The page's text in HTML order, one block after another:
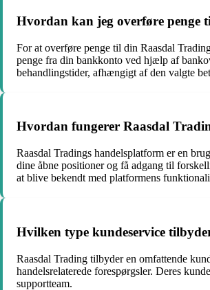
Hvordan kan jeg overføre penge
For at overføre penge til din Raasdal
penge fra din bankkonto ved hjælp af
behandlingstider, afhængigt af den valgte
Hvordan fungerer Raasdal
Raasdal Tradings handelsplatform er en
dine åbne positioner og få adgang til
at blive bekendt med platformens
Hvilken type kundeservice
Raasdal Trading tilbyder en omfattende
handelsrelaterede forespørgsler. Deres
supportteam.